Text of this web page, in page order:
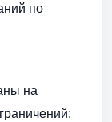
по
на